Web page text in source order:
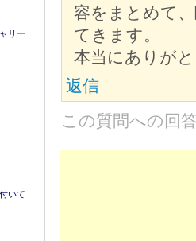
容をまとめて
てきます。
本当にありが
返信
この質問への回
リー
いて